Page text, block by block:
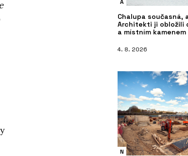
A
Chalupa současná,
Architekti ji obložili
a místním kamenem
4. 8. 2026
N